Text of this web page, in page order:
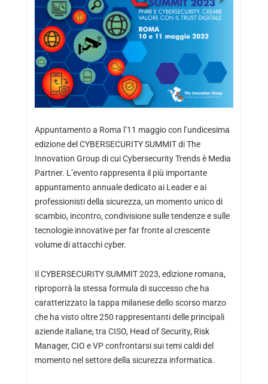
Appuntamento a Roma l’11 maggio con l’undicesima
edizione del CYBERSECURITY SUMMIT di The
Innovation Group di cui Cybersecurity Trends è Media
Partner. L’evento rappresenta il più importante
appuntamento annuale dedicato ai Leader e ai
professionisti della sicurezza, un momento unico di
scambio, incontro, condivisione sulle tendenze e sulle
tecnologie innovative per far fronte al crescente
volume di attacchi cyber.
Il CYBERSECURITY SUMMIT 2023, edizione romana,
riproporrà la stessa formula di successo che ha
caratterizzato la tappa milanese dello scorso marzo
che ha visto oltre 250 rappresentanti delle principali
aziende italiane, tra CISO, Head of Security, Risk
Manager, CIO e VP confrontarsi sui temi caldi del
momento nel settore della sicurezza informatica.